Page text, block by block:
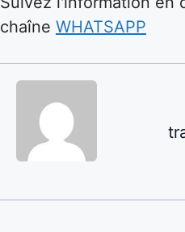
chaîne WHATSAPP